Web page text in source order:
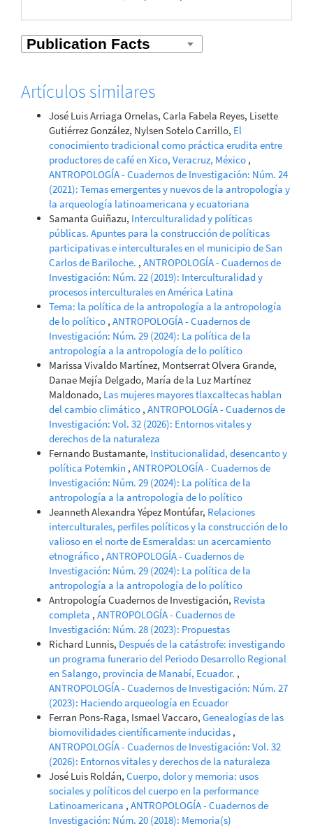
Artículos similares
José Luis Arriaga Ornelas, Carla Fabela Reyes, Lisette
Gutiérrez González, Nylsen Sotelo Carrillo, El
conocimiento tradicional como práctica erudita entre
productores de café en Xico, Veracruz, México ,
ANTROPOLOGÍA - Cuadernos de Investigación: Núm. 24
(2021): Temas emergentes y nuevos de la antropología y
la arqueología latinoamericana y ecuatoriana
Samanta Guiñazu, Interculturalidad y políticas
públicas. Apuntes para la construcción de políticas
participativas e interculturales en el municipio de San
Carlos de Bariloche. , ANTROPOLOGÍA - Cuadernos de
Investigación: Núm. 22 (2019): Interculturalidad y
procesos interculturales en América Latina
Tema: la política de la antropología a la antropología
de lo político , ANTROPOLOGÍA - Cuadernos de
Investigación: Núm. 29 (2024): La política de la
antropología a la antropología de lo político
Marissa Vivaldo Martínez, Montserrat Olvera Grande,
Danae Mejía Delgado, María de la Luz Martínez
Maldonado, Las mujeres mayores tlaxcaltecas hablan
del cambio climático , ANTROPOLOGÍA - Cuadernos de
Investigación: Vol. 32 (2026): Entornos vitales y
derechos de la naturaleza
Fernando Bustamante, Institucionalidad, desencanto y
política Potemkin , ANTROPOLOGÍA - Cuadernos de
Investigación: Núm. 29 (2024): La política de la
antropología a la antropología de lo político
Jeanneth Alexandra Yépez Montúfar, Relaciones
interculturales, perfiles políticos y la construcción de lo
valioso en el norte de Esmeraldas: un acercamiento
etnográfico , ANTROPOLOGÍA - Cuadernos de
Investigación: Núm. 29 (2024): La política de la
antropología a la antropología de lo político
Antropología Cuadernos de Investigación, Revista
completa , ANTROPOLOGÍA - Cuadernos de
Investigación: Núm. 28 (2023): Propuestas
Richard Lunnis, Después de la catástrofe: investigando
un programa funerario del Periodo Desarrollo Regional
en Salango, provincia de Manabí, Ecuador. ,
ANTROPOLOGÍA - Cuadernos de Investigación: Núm. 27
(2023): Haciendo arqueología en Ecuador
Ferran Pons-Raga, Ismael Vaccaro, Genealogías de las
biomovilidades científicamente inducidas ,
ANTROPOLOGÍA - Cuadernos de Investigación: Vol. 32
(2026): Entornos vitales y derechos de la naturaleza
José Luis Roldán, Cuerpo, dolor y memoria: usos
sociales y políticos del cuerpo en la performance
Latinoamericana , ANTROPOLOGÍA - Cuadernos de
Investigación: Núm. 20 (2018): Memoria(s)